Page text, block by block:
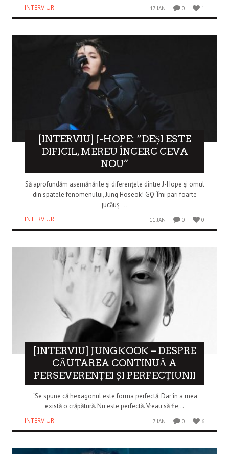
INTERVIURI
17 JAN 0 1
[INTERVIU] J-HOPE: “DEȘI ESTE
DIFICIL, MEREU ÎNCERC CEVA
NOU”
Să aprofundăm asemănările și diferențele dintre J-Hope și omul
din spatele fenomenului, Jung Hoseok! GQ: Îmi pari foarte
jucăuș –..
INTERVIURI
11 JAN 0 0
[INTERVIU] JUNGKOOK – DESPRE
CĂUTAREA CONTINUĂ A
PERSEVERENȚEI ȘI PERFECȚIUNII
“Se spune că hexagonul este forma perfectă. Dar în a mea
există o crăpătură. Nu este perfectă. Vreau să fie,..
INTERVIURI
7 JAN 0 6